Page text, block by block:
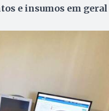
e insumos em geral